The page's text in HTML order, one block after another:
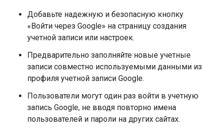
Добавьте надежную и безопасную кнопку
«Войти через Google» на страницу создания
учетной записи или настроек.
Предварительно заполняйте новые учетные
записи совместно используемыми данными из
профиля учетной записи Google.
Пользователи могут один раз войти в учетную
запись Google, не вводя повторно имена
пользователей и пароли на других сайтах.